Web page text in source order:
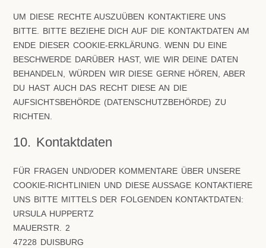
UM DIESE RECHTE AUSZUÜBEN KONTAKTIERE UNS
BITTE. BITTE BEZIEHE DICH AUF DIE KONTAKTDATEN AM
ENDE DIESER COOKIE-ERKLÄRUNG. WENN DU EINE
BESCHWERDE DARÜBER HAST, WIE WIR DEINE DATEN
BEHANDELN, WÜRDEN WIR DIESE GERNE HÖREN, ABER
DU HAST AUCH DAS RECHT DIESE AN DIE
AUFSICHTSBEHÖRDE (DATENSCHUTZBEHÖRDE) ZU
RICHTEN.
10. Kontaktdaten
FÜR FRAGEN UND/ODER KOMMENTARE ÜBER UNSERE
COOKIE-RICHTLINIEN UND DIESE AUSSAGE KONTAKTIERE
UNS BITTE MITTELS DER FOLGENDEN KONTAKTDATEN:
URSULA HUPPERTZ
MAUERSTR. 2
47228 DUISBURG